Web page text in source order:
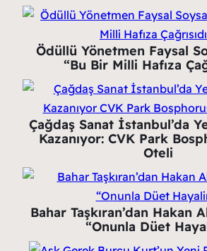
Ödüllü Yönetmen Faysal
“Bu Bir Milli Hafıza
Çağdaş Sanat İstanbul’da
Kazanıyor: CVK Park
Oteli
Bahar Taşkıran’dan Hakan
“Onunla Düet